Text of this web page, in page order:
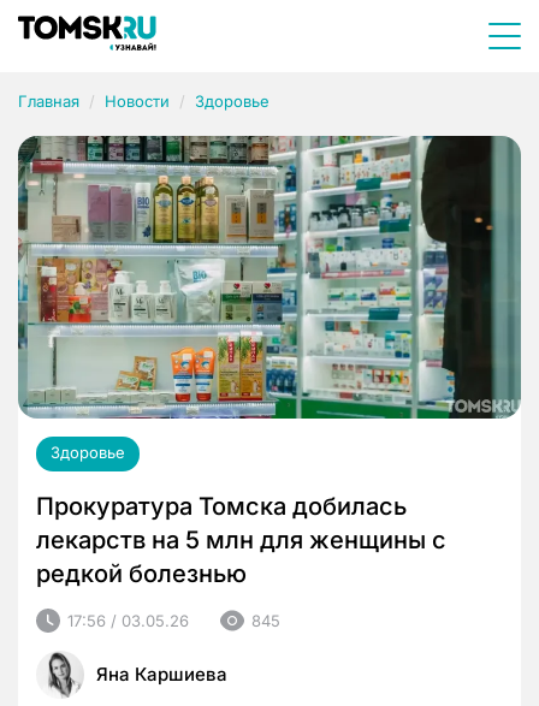
Главная Новости Здоровье
Здоровье
Прокуратура Томска добилась
лекарств на 5 млн для женщины с
редкой болезнью
17:56 / 03.05.26 845
Яна Каршиева